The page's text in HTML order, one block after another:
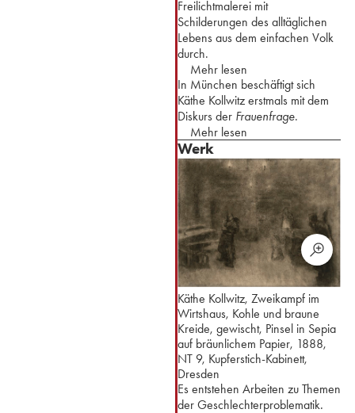
Freilichtmalerei mit
Schilderungen des alltäglichen
Lebens aus dem einfachen Volk
durch.
Mehr lesen
In München beschäftigt sich
Käthe Kollwitz erstmals mit dem
Diskurs der Frauenfrage.
Mehr lesen
Werk
Käthe Kollwitz, Zweikampf im
Wirtshaus, Kohle und braune
Kreide, gewischt, Pinsel in Sepia
auf bräunlichem Papier, 1888,
NT 9, Kupferstich-Kabinett,
Dresden
Es entstehen Arbeiten zu Themen
der Geschlechterproblematik.